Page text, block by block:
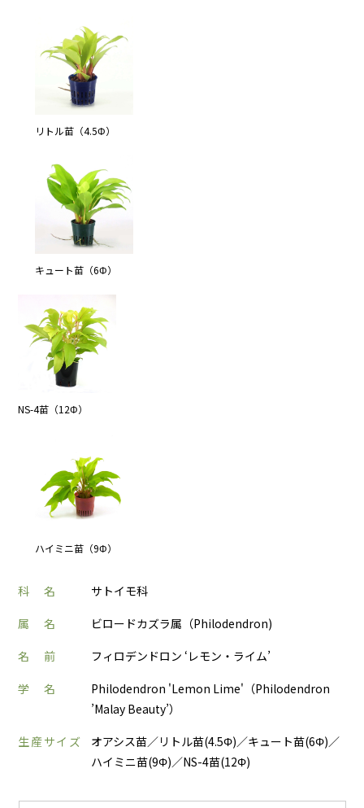
リトル苗（4.5Φ）
キュート苗（6Φ）
NS-4苗（12Φ）
ハイミニ苗（9Φ）
科 名
サトイモ科
属 名
ビロードカズラ属（Philodendron)
名 前
フィロデンドロン ‘レモン・ライム’
学 名
Philodendron 'Lemon Lime'（Philodendron
’Malay Beauty’）
生産サイズ
オアシス苗／リトル苗(4.5Φ)／キュート苗(6Φ)／
ハイミニ苗(9Φ)／NS-4苗(12Φ)